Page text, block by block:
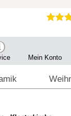
Mein Konto